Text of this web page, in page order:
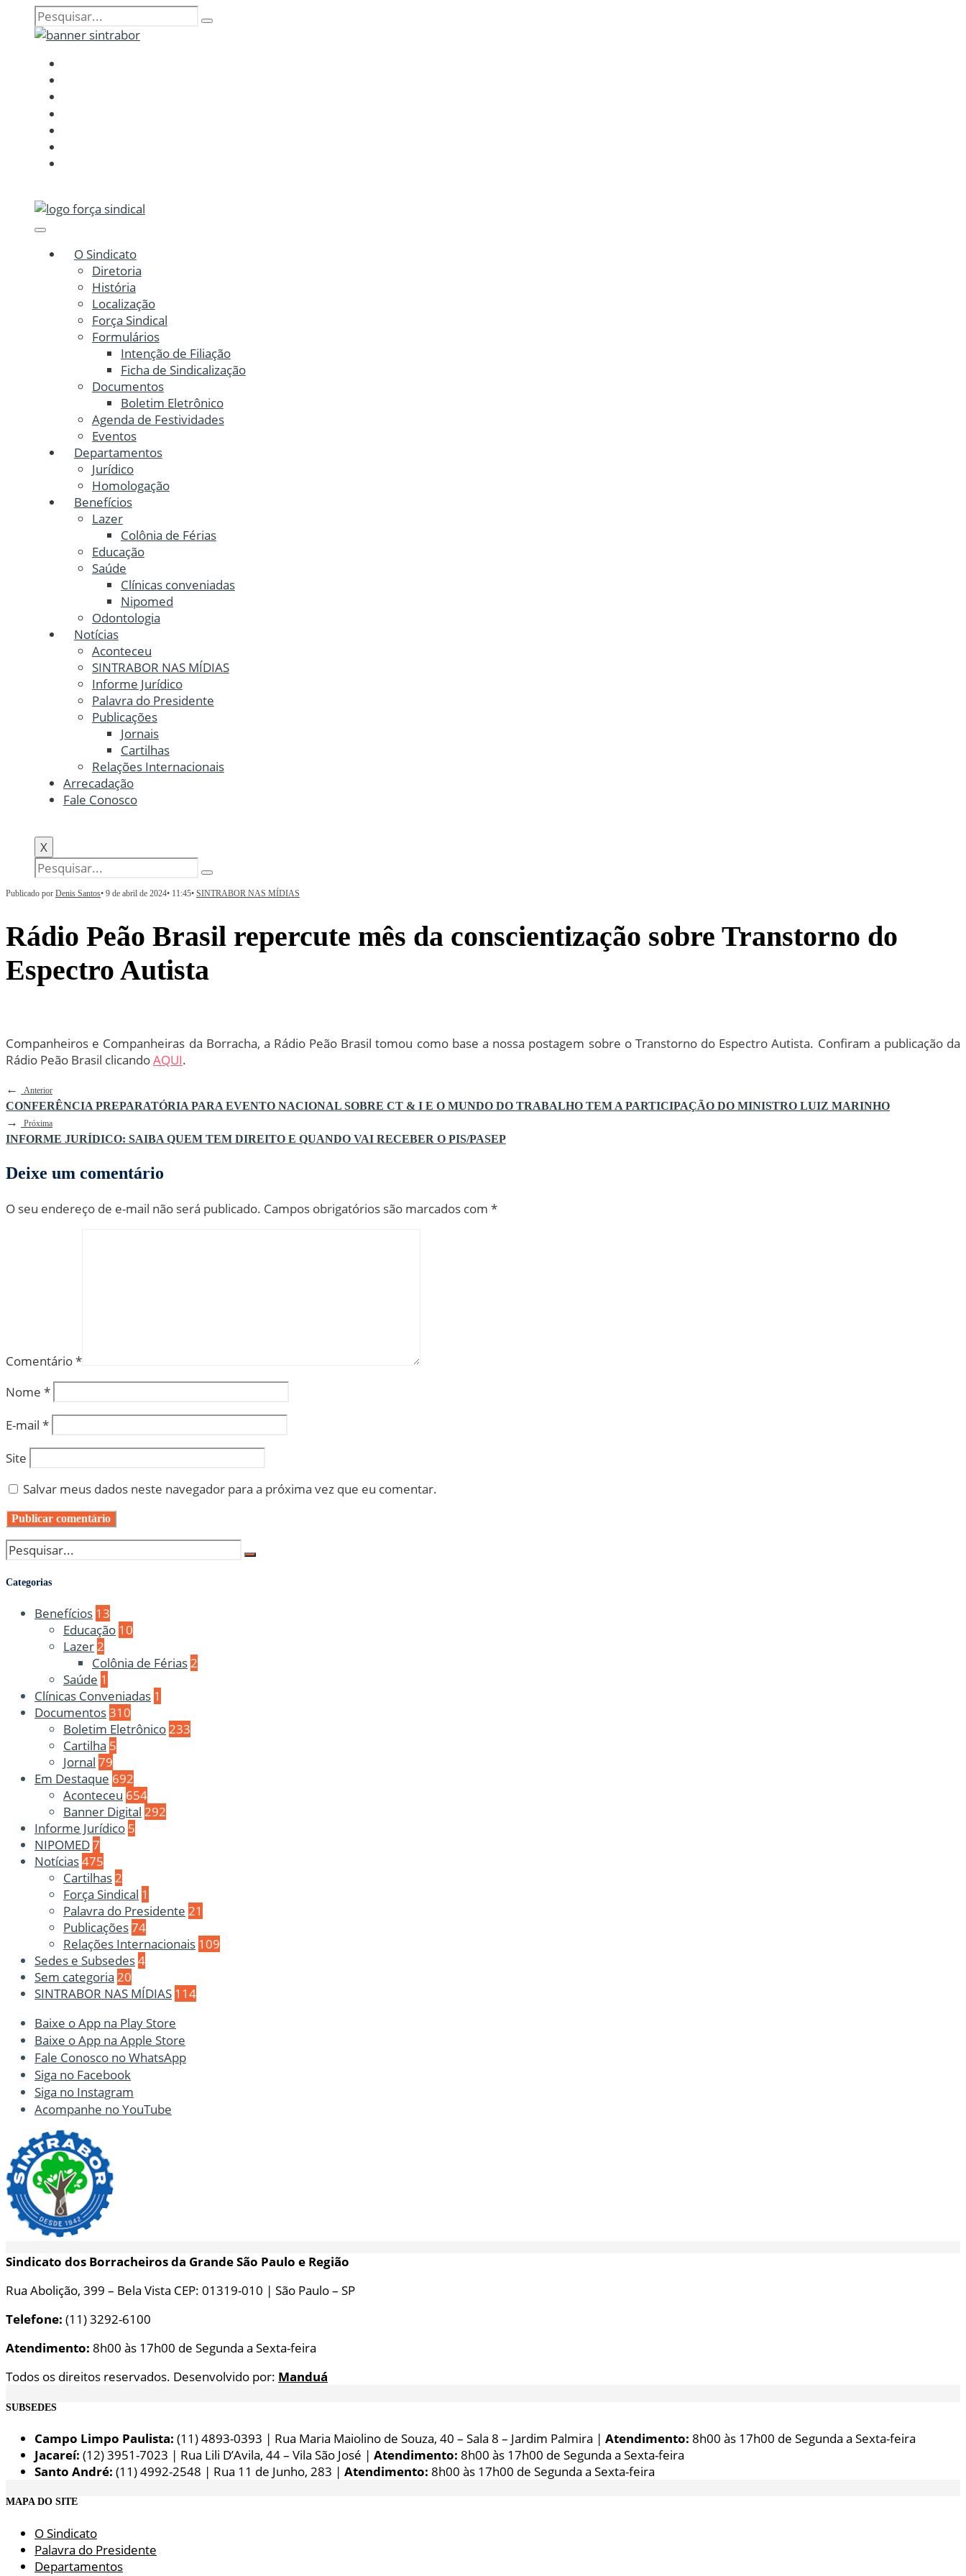
O Sindicato
Diretoria
História
Localização
Força Sindical
Formulários
Intenção de Filiação
Ficha de Sindicalização
Documentos
Boletim Eletrônico
Agenda de Festividades
Eventos
Departamentos
Jurídico
Homologação
Benefícios
Lazer
Colônia de Férias
Educação
Saúde
Clínicas conveniadas
Nipomed
Odontologia
Notícias
Aconteceu
SINTRABOR NAS MÍDIAS
Informe Jurídico
Palavra do Presidente
Publicações
Jornais
Cartilhas
Relações Internacionais
Arrecadação
Fale Conosco
X
Publicado por Denis Santos• 9 de abril de 2024• 11:45• SINTRABOR NAS MÍDIAS
Rádio Peão Brasil repercute mês da conscientização sobre Transtorno do
Espectro Autista
Companheiros e Companheiras da Borracha, a Rádio Peão Brasil tomou como base a nossa postagem sobre o Transtorno do Espectro Autista. Confiram a publicação da
Rádio Peão Brasil clicandoAQUI.
←
Anterior
CONFERÊNCIA PREPARATÓRIA PARA EVENTO NACIONAL SOBRE CT & I E O MUNDO DO TRABALHO TEM A PARTICIPAÇÃO DO MINISTRO LUIZ MARINHO
→ Próxima
INFORME JURÍDICO: SAIBA QUEM TEM DIREITO E QUANDO VAI RECEBER O PIS/PASEP
Deixe um comentário
O seu endereço de e-mail não será publicado. Campos obrigatórios são marcados com *
Comentário*
Nome *
E-mail *
Site
Salvar meus dados neste navegador para a próxima vez que eu comentar.
Categorias
Benefícios 13
Educação 10
Lazer2
Colônia de Férias2
Saúde 1
Clínicas Conveniadas 1
Documentos310
Boletim Eletrônico233
Cartilha 5
Jornal 79
Em Destaque 692
Aconteceu 654
Banner Digital 292
Informe Jurídico 5
NIPOMED7
Notícias475
Cartilhas2
Força Sindical 1
Palavra do Presidente 21
Publicações74
Relações Internacionais 109
Sedes e Subsedes4
Sem categoria 20
SINTRABOR NAS MÍDIAS 114
Baixe o App na Play Store
Baixe o App na Apple Store
Fale Conosco no WhatsApp
Siga no Facebook
Siga no Instagram
Acompanhe no YouTube
Sindicato dos Borracheiros da Grande São Paulo e Região
Rua Abolição, 399 – Bela Vista CEP: 01319-010 | São Paulo – SP
Telefone: (11) 3292-6100
Atendimento: 8h00 às 17h00 de Segunda a Sexta-feira
Todos os direitos reservados. Desenvolvido por: Manduá
SUBSEDES
Campo Limpo Paulista: (11) 4893-0393 | Rua Maria Maiolino de Souza, 40 – Sala 8 – Jardim Palmira | Atendimento: 8h00 às 17h00 de Segunda a Sexta-feira
Jacareí: (12) 3951-7023 | Rua Lili D’Avila, 44 – Vila São José | Atendimento: 8h00 às 17h00 de Segunda a Sexta-feira
Santo André: (11) 4992-2548 | Rua 11 de Junho, 283 | Atendimento: 8h00 às 17h00 de Segunda a Sexta-feira
MAPA DO SITE
O Sindicato
Palavra do Presidente
Departamentos